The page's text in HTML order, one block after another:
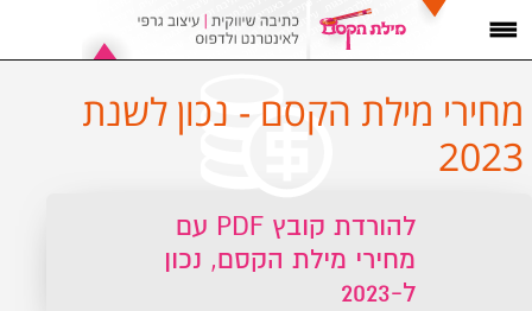
להורדת קובץ PDF עם
מחירי מילת הקסם, נכון
ל-2023
מחירי מילת הקסם - נכון לשנת
2023